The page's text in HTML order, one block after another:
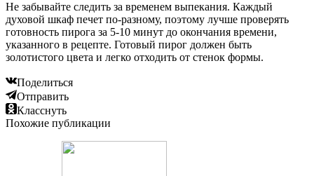
Не забывайте следить за временем выпекания. Каждый
духовой шкаф печет по-разному, поэтому лучше проверять
готовность пирога за 5-10 минут до окончания времени,
указанного в рецепте. Готовый пирог должен быть
золотистого цвета и легко отходить от стенок формы.
Поделиться
Отправить
Класснуть
Похожие публикации